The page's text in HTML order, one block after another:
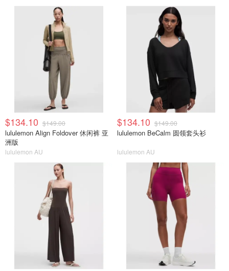
$134.10 $149.00
lululemon Align Foldover 休闲裤 亚
洲版
lululemon AU
$134.10 $149.00
lululemon BeCalm 圆领套头衫
lululemon AU